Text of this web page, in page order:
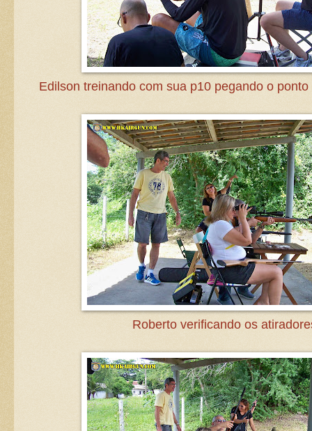
Edilson treinando com sua p10 pegando o
Roberto verificando os